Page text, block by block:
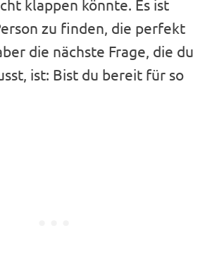
klappen könnte. Es ist
zu finden, die perfekt
die nächste Frage, die du
ist: Bist du bereit für so